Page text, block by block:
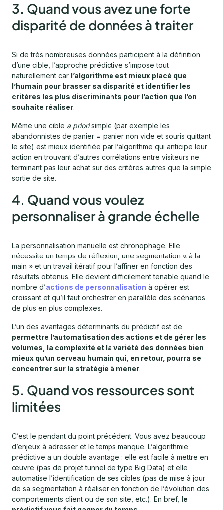
3. Quand vous avez une forte
disparité de données à traiter
Si de très nombreuses données participent à la définition
d’une cible, l’approche prédictive s’impose tout
naturellement car l’algorithme est mieux placé que
l’humain pour brasser sa disparité et identifier les
critères les plus discriminants pour l’action que l’on
souhaite réaliser.
Même une cible a priorisimple (par exemple les
abandonnistes de panier = panier non vide et souris quittant
le site) est mieux identifiée par l’algorithme qui anticipe leur
action en trouvant d’autres corrélations entre visiteurs ne
terminant pas leur achat sur des critères autres que la simple
sortie de site.
4. Quand vous voulez
personnaliser à grande échelle
La personnalisation manuelle est chronophage. Elle
nécessite un temps de réflexion, une segmentation « à la
main » et un travail itératif pour l’affiner en fonction des
résultats obtenus. Elle devient difficilement tenable quand le
nombre d’actions de personnalisation à opérer est
croissant et qu’il faut orchestrer en parallèle des scénarios
de plus en plus complexes.
L’un des avantages déterminants du prédictif est de
permettre l’automatisation des actions et de gérer les
volumes, la complexité et la variété des données bien
mieux qu’un cerveau humain qui, en retour, pourra se
concentrer sur la stratégie à mener.
5. Quand vos ressources sont
limitées
C’est le pendant du point précédent. Vous avez beaucoup
d’enjeux à adresser et le temps manque. L’algorithmie
prédictive a un double avantage : elle est facile à mettre en
œuvre (pas de projet tunnel de type Big Data) et elle
automatise l’identification de ses cibles (pas de mise à jour
de sa segmentation à réaliser en fonction de l’évolution des
comportements client ou de son site, etc.). En bref, le